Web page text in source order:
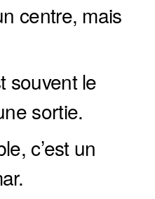
centre, mais
souvent le
sortie.
c’est un